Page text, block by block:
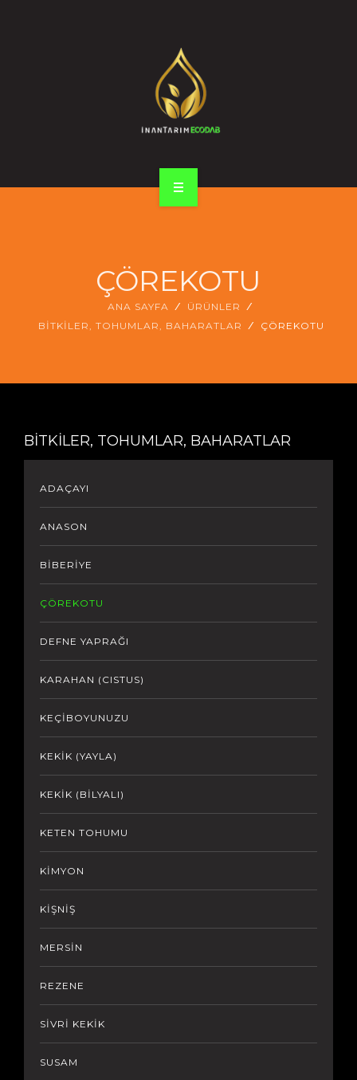
GALERİ
ENGLISH
ÇÖREKOTU
ANA SAYFA
ÜRÜNLER
BİTKİLER, TOHUMLAR, BAHARATLAR
ÇÖREKOTU
BİTKİLER, TOHUMLAR, BAHARATLAR
ADAÇAYI
ANASON
BİBERİYE
ÇÖREKOTU
DEFNE YAPRAĞI
KARAHAN (CISTUS)
KEÇİBOYUNUZU
KEKİK (YAYLA)
KEKİK (BİLYALI)
KETEN TOHUMU
KİMYON
KİŞNİŞ
MERSİN
REZENE
SİVRİ KEKİK
SUSAM